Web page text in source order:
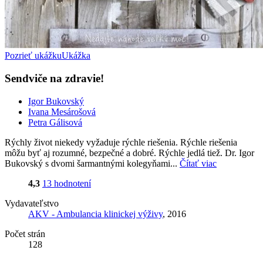
Pozrieť ukážkuUkážka
Sendviče na zdravie!
Igor Bukovský
Ivana Mesárošová
Petra Gálisová
Rýchly život niekedy vyžaduje rýchle riešenia. Rýchle riešenia
môžu byť aj rozumné, bezpečné a dobré. Rýchle jedlá tiež. Dr. Igor
Bukovský s dvomi šarmantnými kolegyňami... Čítať viac
4,3 13 hodnotení
Vydavateľstvo
AKV - Ambulancia klinickej výživy, 2016
Počet strán
128